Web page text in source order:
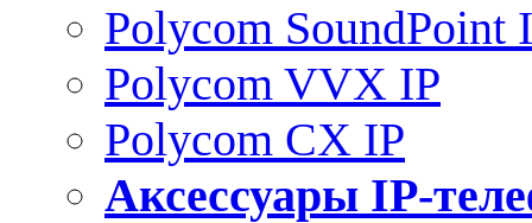
Polycom SoundPoint
Polycom VVX IP
Polycom CX IP
Аксессуары IP-